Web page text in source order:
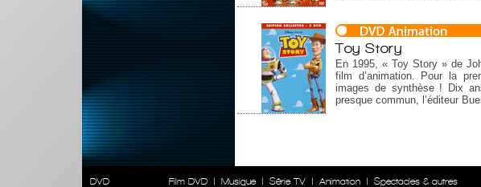
Toy Story
En 1995, « Toy Story » de
film d’animation. Pour la
images de synthèse ! Dix
presque commun, l’éditeur
DVD Film DVD | Musique | Série TV | Animation | Spectacles & autres